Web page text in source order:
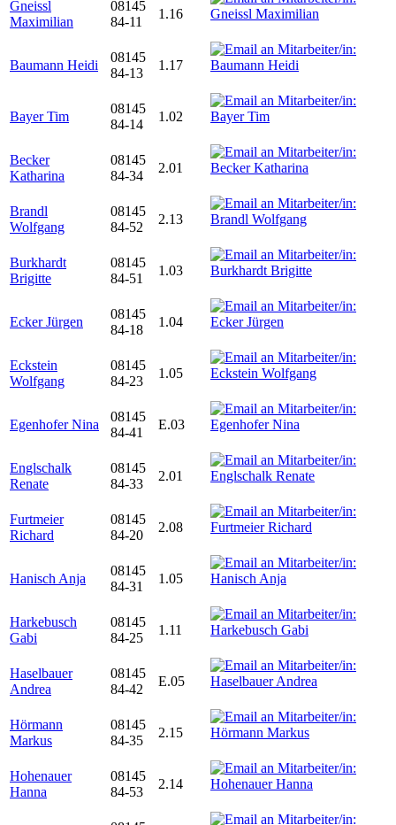
Gneissl
Maximilian
08145
84-11
1.16
Baumann Heidi
08145
84-13
1.17
Bayer Tim
08145
84-14
1.02
Becker
Katharina
08145
84-34
2.01
Brandl
Wolfgang
08145
84-52
2.13
Burkhardt
Brigitte
08145
84-51
1.03
Ecker Jürgen
08145
84-18
1.04
Eckstein
Wolfgang
08145
84-23
1.05
Egenhofer Nina
08145
84-41
E.03
Englschalk
Renate
08145
84-33
2.01
Furtmeier
Richard
08145
84-20
2.08
Hanisch Anja
08145
84-31
1.05
Harkebusch
Gabi
08145
84-25
1.11
Haselbauer
Andrea
08145
84-42
E.05
Hörmann
Markus
08145
84-35
2.15
Hohenauer
Hanna
08145
84-53
2.14